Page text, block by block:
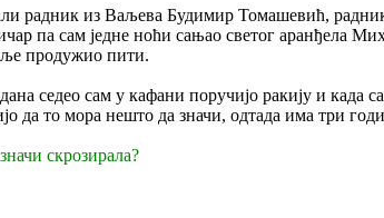
радник из Ваљева Будимир Томашевић,
па сам једне ноћи сањао светог аранђела
продужио пити.
седео сам у кафани поручијо ракију и када
да то мора нешто да значи, одтада има три
скрозирала?